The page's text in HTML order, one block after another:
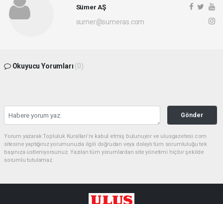
Sümer AŞ
sumer@sumeras.com
Okuyucu Yorumları (0)
Gönder
Yorum yazarak Topluluk Kuralları’nı kabul etmiş bulunuyor ve ulusgazetesi.com
sitesine yaptığınız yorumunuzla ilgili doğrudan veya dolaylı tüm sorumluluğu tek
başınıza üstleniyorsunuz. Yazılan tüm yorumlardan site yönetimi hiçbir şekilde
sorumlu tutulamaz.